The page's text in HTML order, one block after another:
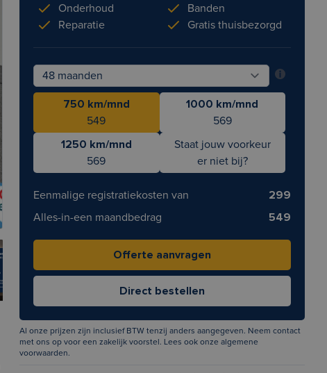
Onderhoud
Reparatie
Banden
Gratis thuisbezorgd
750 km/mnd
549
1000 km/mnd
569
1250 km/mnd
569
Staat jouw voorkeur
er niet bij?
Eenmalige registratiekosten van
299
Alles-in-een maandbedrag
549
Al onze prijzen zijn inclusief BTW tenzij anders aangegeven. Neem contact
met ons op voor een zakelijk voorstel. Lees ook onzealgemene
voorwaarden.